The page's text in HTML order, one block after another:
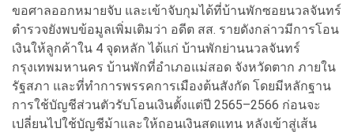
ขอศาลออกหมายจับ และเข้าจับกุมได้ที่บ้านพักซอยนวลจันทร์
ตำรวจยังพบข้อมูลเพิ่มเติมว่า อดีต สส. รายดังกล่าวมีการโอน
เงินให้ลูกค้าใน 4 จุดหลัก ได้แก่ บ้านพักย่านนวลจันทร์
กรุงเทพมหานคร บ้านพักที่อำเภอแม่สอด จังหวัดตาก ภายใน
รัฐสภา และที่ทำการพรรคการเมืองต้นสังกัด โดยมีหลักฐาน
การใช้บัญชีส่วนตัวรับโอนเงินตั้งแต่ปี 2565–2566 ก่อนจะ
เปลี่ยนไปใช้บัญชีม้าและให้ถอนเงินสดแทน หลังเข้าสู่เส้น